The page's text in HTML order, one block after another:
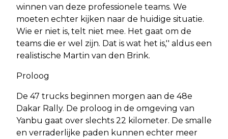
winnen van deze professionele teams. We
moeten echter kijken naar de huidige situatie.
Wie er niet is, telt niet mee. Het gaat om de
teams die er wel zijn. Dat is wat het is,'' aldus een
realistische Martin van den Brink.
Proloog
De 47 trucks beginnen morgen aan de 48e
Dakar Rally. De proloog in de omgeving van
Yanbu gaat over slechts 22 kilometer. De smalle
en verraderlijke paden kunnen echter meer